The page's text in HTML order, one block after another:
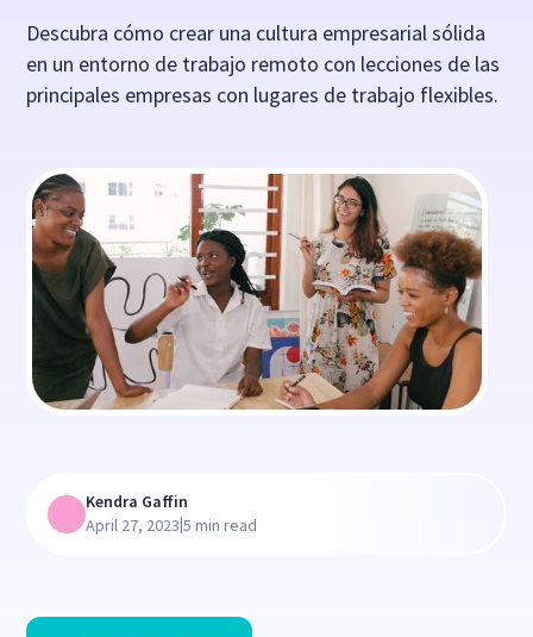
Descubra cómo crear una cultura empresarial sólida
en un entorno de trabajo remoto con lecciones de las
principales empresas con lugares de trabajo flexibles.
Kendra Gaffin
April 27, 2023|5 min read